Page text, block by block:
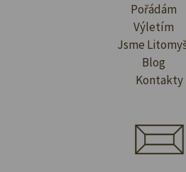
Pořádám
Výletím
Jsme
Blog
Kontakty